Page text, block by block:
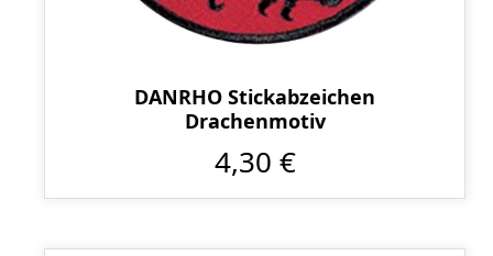
DANRHO Stickabzeichen
Drachenmotiv
4,30 €